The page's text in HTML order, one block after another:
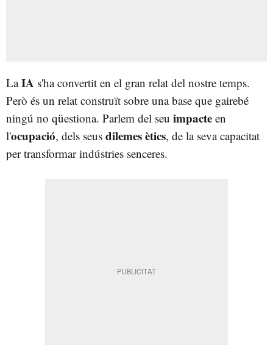
LaIA s'ha convertit en el gran relat del nostre temps.
Però és un relat construït sobre una base que gairebé
ningú no qüestiona. Parlem del seu impacte en
l'ocupació, dels seus dilemes ètics, de la seva capacitat
per transformar indústries senceres.